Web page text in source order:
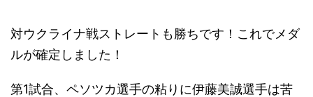
対ウクライナ戦ストレートも勝ちです！これでメダ
ルが確定しました！
第1試合、ペソツカ選手の粘りに伊藤美誠選手は苦